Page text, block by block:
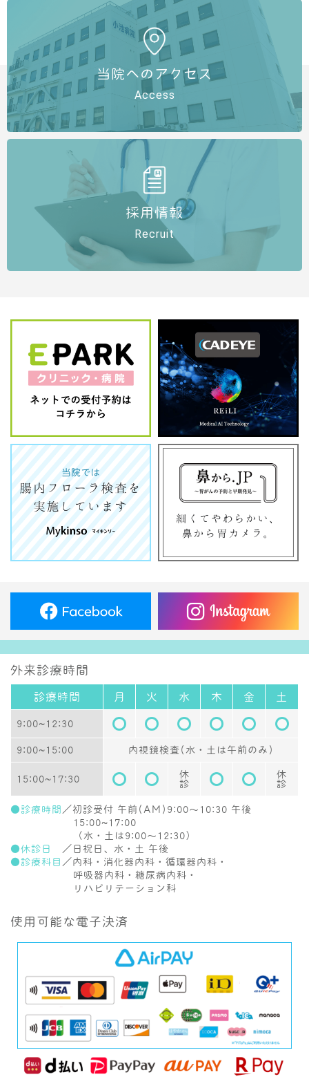
当院へのアクセス
Access
採用情報
Recruit
外来診療時間
診療時間 月 火 水 木 金 土
9:00~12:30
9:00~15:00 内視鏡検査(水・土は午前のみ)
15:00~17:30 休
診
休
診
●診療時間／初診受付 午前(AM)9:00〜10:30 午後
15:00~17:00
（水・土は9:00～12:30）
●休診日 ／日祝日、水・土 午後
●診療科目 ／内科・消化器内科・循環器内科・
呼吸器内科・糖尿病内科・
リハビリテーション科
使用可能な電子決済